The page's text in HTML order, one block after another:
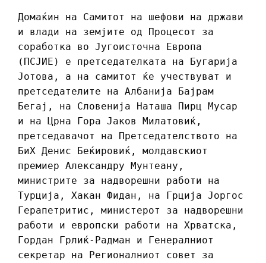
Домаќин на Самитот на шефови на држави
и влади на земјите од Процесот за
соработка во Југоисточна Европа
(ПСЈИЕ) е претседателката на Бугарија
Јотова, а на самитот ќе учествуват и
претседателите на Албанија Бајрам
Бегај, на Словенија Наташа Пирц Мусар
и на Црна Гора Јаков Милатовиќ,
претседавачот на Претседателството на
БиХ Денис Беќировиќ, молдавскиот
премиер Александру Мунтеану,
министрите за надворешни работи на
Турција, Хакан Фидан, на Грција Јоргос
Герапетритис, министерот за надворешни
работи и европски работи на Хрватска,
Гордан Грлиќ-Радман и Генералниот
секретар на Регионалниот совет за